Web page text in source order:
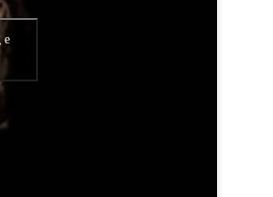
e